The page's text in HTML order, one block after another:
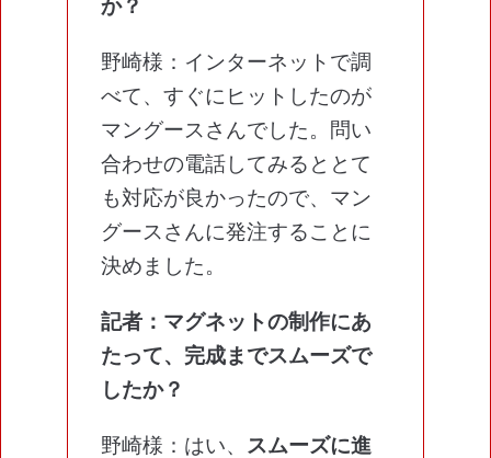
か？
野崎様：インターネットで調
べて、すぐにヒットしたのが
マングースさんでした。問い
合わせの電話してみるととて
も対応が良かったので、マン
グースさんに発注することに
決めました。
記者：マグネットの制作にあ
たって、完成までスムーズで
したか？
野崎様：はい、 スムーズに進